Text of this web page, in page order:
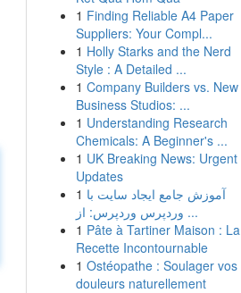
1 Finding Reliable A4 Paper
Suppliers: Your Compl...
1 Holly Starks and the Nerd
Style : A Detailed ...
1 Company Builders vs. New
Business Studios: ...
1 Understanding Research
Chemicals: A Beginner's ...
1 UK Breaking News: Urgent
Updates
1 آموزش جامع ایجاد سایت با
وردپرس وردپرس: از ...
1 Pâte à Tartiner Maison : La
Recette Incontournable
1 Ostéopathe : Soulager vos
douleurs naturellement